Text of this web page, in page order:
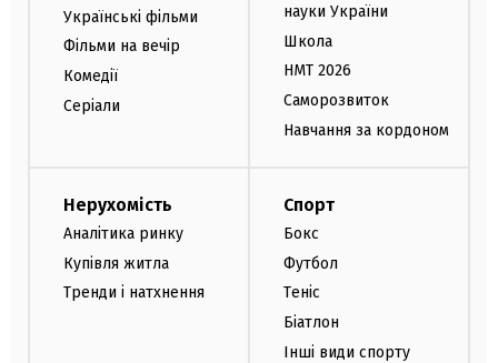
Українські фільми
Фільми на вечір
Комедії
Серіали
науки України
Школа
НМТ 2026
Саморозвиток
Навчання за кордоном
Нерухомість
Аналітика ринку
Купівля житла
Тренди і натхнення
Спорт
Бокс
Футбол
Теніс
Біатлон
Інші види спорту